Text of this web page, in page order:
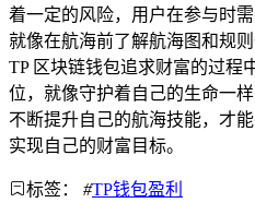
着一定的风险，用户在参与时
就像在航海前了解航海图和规
TP 区块链钱包追求财富的过程
位，就像守护着自己的生命一
不断提升自己的航海技能，才
实现自己的财富目标。
标签： #TP钱包盈利